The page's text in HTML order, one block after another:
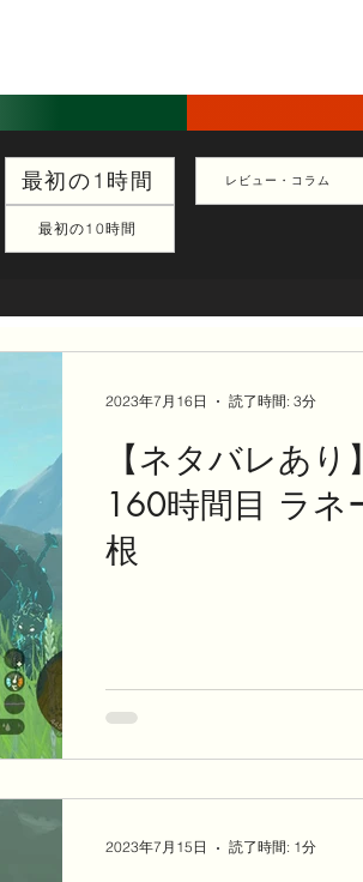
最初の1時間 レビュー・コラム
最初の10時間
【ネタバレあ
160時間目 ラネ
根
2023年7月16日 読了時間: 3分
2023年7月15日 読了時間: 1分